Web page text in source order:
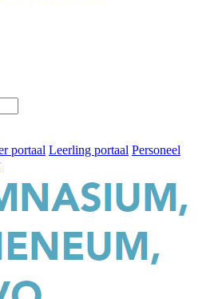
portaal Leerling portaal Personeel